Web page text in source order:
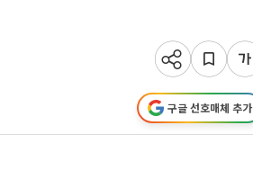
구글 선호매체 추가